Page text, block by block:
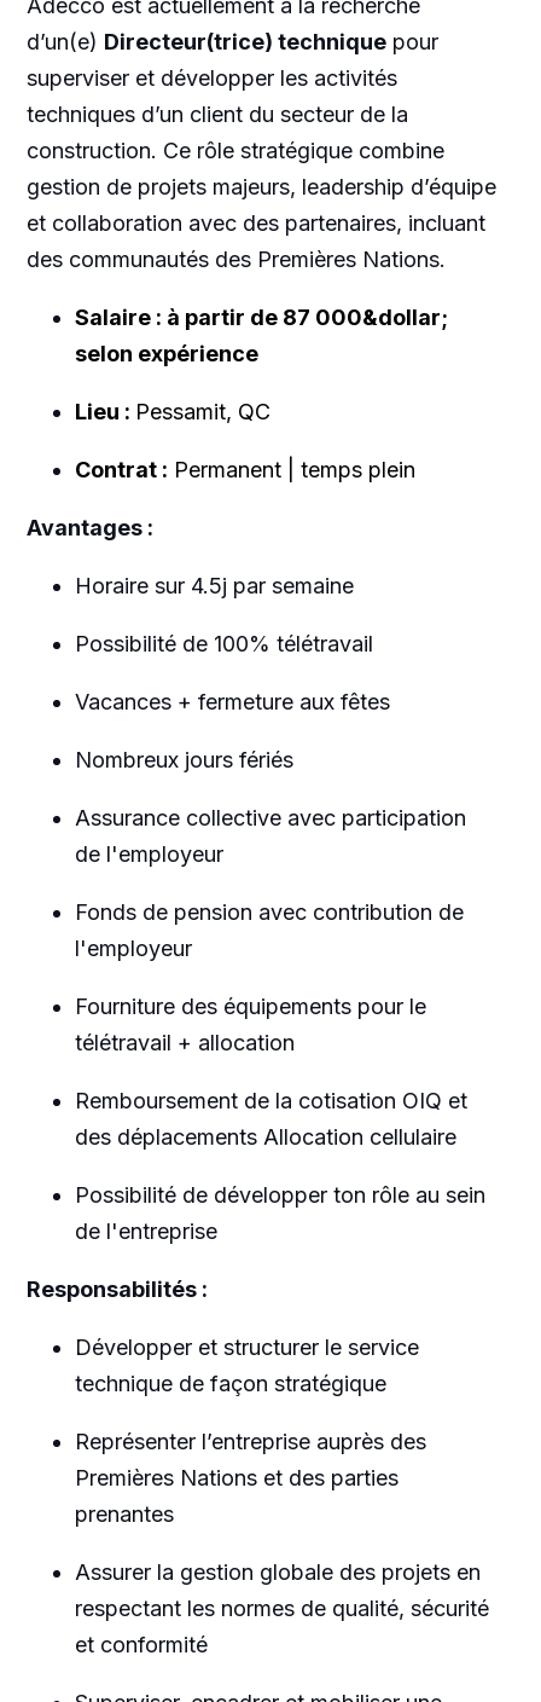
Adecco est actuellement à la recherche
d’un(e) Directeur(trice) techniquepour
superviser et développer les activités
techniques d’un client du secteur de la
construction. Ce rôle stratégique combine
gestion de projets majeurs, leadership d’équipe
et collaboration avec des partenaires, incluant
des communautés des Premières Nations.
Salaire : à partir de 87 000&dollar;
selon expérience
Lieu : Pessamit, QC
Contrat : Permanent | temps plein
Avantages :
Horaire sur 4.5j par semaine
Possibilité de 100% télétravail
Vacances + fermeture aux fêtes
Nombreux jours fériés
Assurance collective avec participation
de l'employeur
Fonds de pension avec contribution de
l'employeur
Fourniture des équipements pour le
télétravail + allocation
Remboursement de la cotisation OIQ et
des déplacements Allocation cellulaire
Possibilité de développer ton rôle au sein
de l'entreprise
Responsabilités :
Développer et structurer le service
technique de façon stratégique
Représenter l’entreprise auprès des
Premières Nations et des parties
prenantes
Assurer la gestion globale des projets en
respectant les normes de qualité, sécurité
et conformité